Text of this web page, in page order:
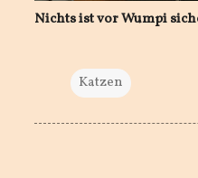
Nichts ist vor Wumpi
Katzen